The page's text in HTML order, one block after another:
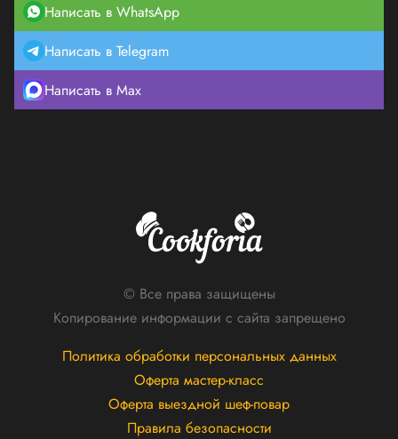
Написать в WhatsApp
Написать в Telegram
Написать в Max
© Все права защищены
Копирование информации с сайта запрещено
Политика обработки персональных данных
Оферта мастер-класс
Оферта выездной шеф-повар
Правила безопасности